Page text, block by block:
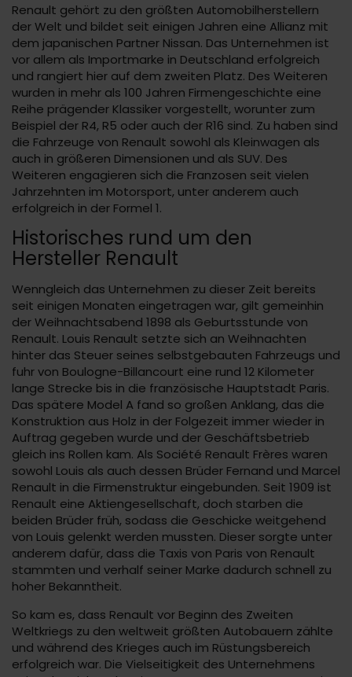
Renault gehört zu den größten Automobilherstellern
der Welt und bildet seit einigen Jahren eine Allianz mit
dem japanischen Partner Nissan. Das Unternehmen ist
vor allem als Importmarke in Deutschland erfolgreich
und rangiert hier auf dem zweiten Platz. Des Weiteren
wurden in mehr als 100 Jahren Firmengeschichte eine
Reihe prägender Klassiker vorgestellt, worunter zum
Beispiel der R4, R5 oder auch der R16 sind. Zu haben sind
die Fahrzeuge von Renault sowohl als Kleinwagen als
auch in größeren Dimensionen und als SUV. Des
Weiteren engagieren sich die Franzosen seit vielen
Jahrzehnten im Motorsport, unter anderem auch
erfolgreich in der Formel 1.
Historisches rund um den
Hersteller Renault
Wenngleich das Unternehmen zu dieser Zeit bereits
seit einigen Monaten eingetragen war, gilt gemeinhin
der Weihnachtsabend 1898 als Geburtsstunde von
Renault. Louis Renault setzte sich an Weihnachten
hinter das Steuer seines selbstgebauten Fahrzeugs und
fuhr von Boulogne-Billancourt eine rund 12 Kilometer
lange Strecke bis in die französische Hauptstadt Paris.
Das spätere Model A fand so großen Anklang, das die
Konstruktion aus Holz in der Folgezeit immer wieder in
Auftrag gegeben wurde und der Geschäftsbetrieb
gleich ins Rollen kam. Als Société Renault Frères waren
sowohl Louis als auch dessen Brüder Fernand und Marcel
Renault in die Firmenstruktur eingebunden. Seit 1909 ist
Renault eine Aktiengesellschaft, doch starben die
beiden Brüder früh, sodass die Geschicke weitgehend
von Louis gelenkt werden mussten. Dieser sorgte unter
anderem dafür, dass die Taxis von Paris von Renault
stammten und verhalf seiner Marke dadurch schnell zu
hoher Bekanntheit.
So kam es, dass Renault vor Beginn des Zweiten
Weltkriegs zu den weltweit größten Autobauern zählte
und während des Krieges auch im Rüstungsbereich
erfolgreich war. Die Vielseitigkeit des Unternehmens